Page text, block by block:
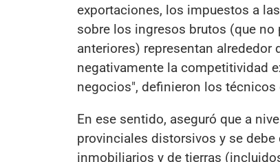
exportaciones, los impuestos a
sobre los ingresos brutos (que
anteriores) representan
negativamente la competitividad
negocios", definieron los técnicos
En ese sentido, aseguró que a
provinciales distorsivos y se
inmobiliarios y de tierras